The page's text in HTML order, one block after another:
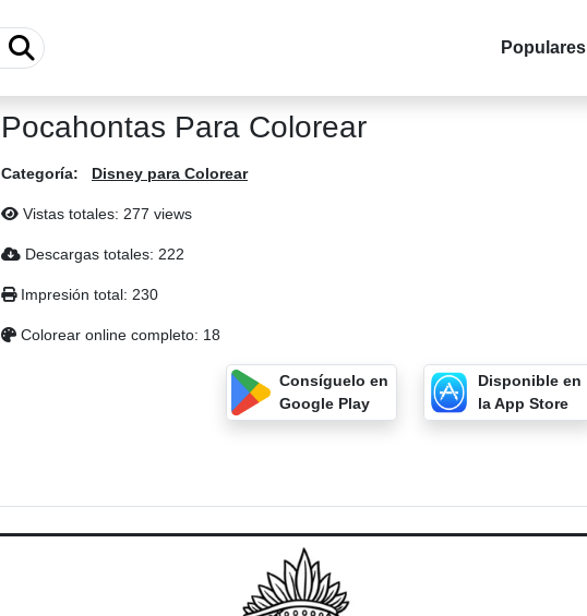
Populares
Pocahontas Para Colorear
Categoría: Disney para Colorear
Vistas totales: 277 views
Descargas totales: 222
Impresión total: 230
Colorear online completo: 18
Consíguelo en
Google Play
Disponible en
la App Store